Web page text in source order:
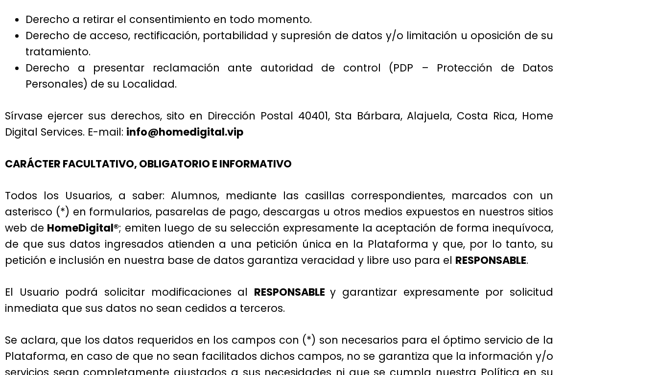
Derecho a retirar el consentimiento en todo momento.
Derecho de acceso, rectificación, portabilidad y supresión de datos y/o limitación u oposición de su
tratamiento.
Derecho a presentar reclamación ante autoridad de control (PDP – Protección de Datos
Personales) de su Localidad.
Sírvase ejercer sus derechos, sito en Dirección Postal 40401, Sta Bárbara, Alajuela, Costa Rica, Home
Digital Services. E-mail: info@homedigital.vip
CARÁCTER FACULTATIVO, OBLIGATORIO E INFORMATIVO
Todos los Usuarios, a saber: Alumnos, mediante las casillas correspondientes, marcados con un
asterisco (*) en formularios, pasarelas de pago, descargas u otros medios expuestos en nuestros sitios
web de HomeDigital®; emiten luego de su selección expresamente la aceptación de forma inequívoca,
de que sus datos ingresados atienden a una petición única en la Plataforma y que, por lo tanto, su
petición e inclusión en nuestra base de datos garantiza veracidad y libre uso para el RESPONSABLE.
El Usuario podrá solicitar modificaciones al RESPONSABLEy garantizar expresamente por solicitud
inmediata que sus datos no sean cedidos a terceros.
Se aclara, que los datos requeridos en los campos con (*) son necesarios para el óptimo servicio de la
Plataforma, en caso de que no sean facilitados dichos campos, no se garantiza que la información y/o